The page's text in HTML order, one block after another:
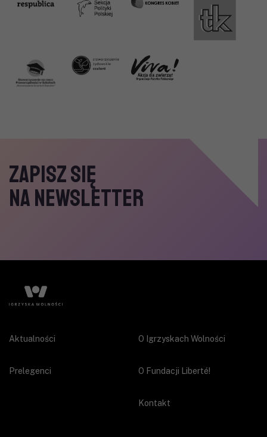
ZAPISZ SIĘ
NA NEWSLETTER
Aktualności
Prelegenci
O Igrzyskach Wolności
O Fundacji Liberté!
Kontakt